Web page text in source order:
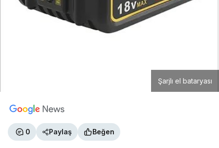
Şarjlı el bataryası
0 Paylaş Beğen